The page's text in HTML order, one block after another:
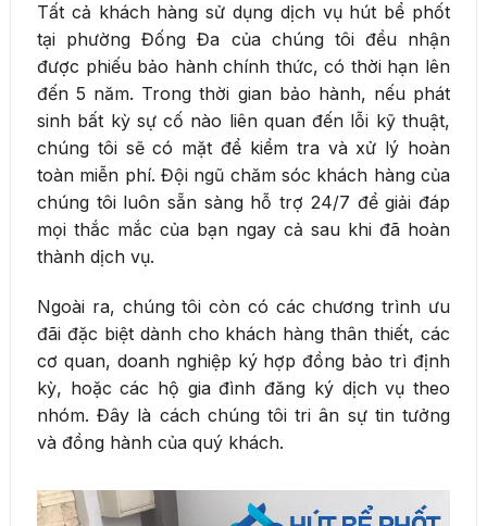
Tất cả khách hàng sử dụng dịch vụ hút bể phốt
tại phường Đống Đa của chúng tôi đều nhận
được phiếu bảo hành chính thức, có thời hạn lên
đến 5 năm. Trong thời gian bảo hành, nếu phát
sinh bất kỳ sự cố nào liên quan đến lỗi kỹ thuật,
chúng tôi sẽ có mặt để kiểm tra và xử lý hoàn
toàn miễn phí. Đội ngũ chăm sóc khách hàng của
chúng tôi luôn sẵn sàng hỗ trợ 24/7 để giải đáp
mọi thắc mắc của bạn ngay cả sau khi đã hoàn
thành dịch vụ.
Ngoài ra, chúng tôi còn có các chương trình ưu
đãi đặc biệt dành cho khách hàng thân thiết, các
cơ quan, doanh nghiệp ký hợp đồng bảo trì định
kỳ, hoặc các hộ gia đình đăng ký dịch vụ theo
nhóm. Đây là cách chúng tôi tri ân sự tin tưởng
và đồng hành của quý khách.